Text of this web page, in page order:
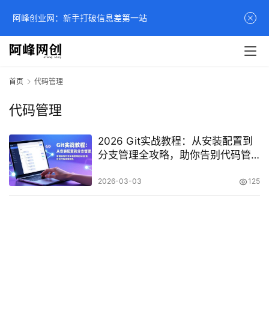
首页 代码管理
代码管理
2026 Git实战教程：从安装配置到
分支管理全攻略，助你告别代码管
2026-03-03 125
阿峰创业网：新手打破信息差第一站